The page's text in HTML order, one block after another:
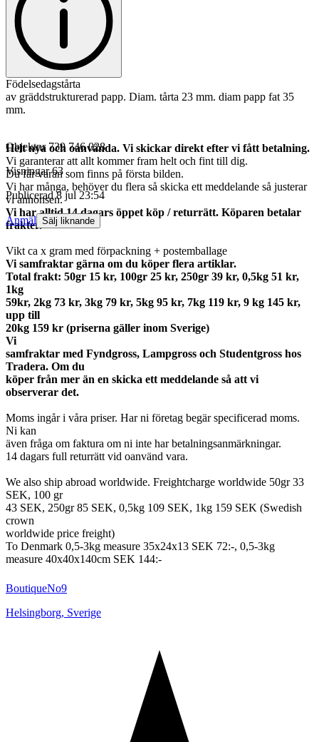
Födelsedagstårta
av gräddstrukturerad papp. Diam. tårta 23 mm. diam papp fat 35
mm.
Helt nya och oanvända. Vi skickar direkt efter vi fått betalning.
Vi garanterar att allt kommer fram helt och fint till dig.
Du får varan som finns på första bilden.
Vi har många, behöver du flera så skicka ett meddelande så justerar
vi annonsen.
Vi har alltid 14 dagars öppet köp / returrätt. Köparen betalar
frakter.
Vikt ca x gram med förpackning + postemballage
Vi samfraktar gärna om du köper flera artiklar.
Total frakt: 50gr 15 kr, 100gr 25 kr, 250gr 39 kr, 0,5kg 51 kr,
1kg
59kr, 2kg 73 kr, 3kg 79 kr, 5kg 95 kr, 7kg 119 kr, 9 kg 145 kr,
upp till
20kg 159 kr (priserna gäller inom Sverige)
Vi
samfraktar med Fyndgross, Lampgross och Studentgross hos
Tradera. Om du
köper från mer än en skicka ett meddelande så att vi
observerar det.
Moms ingår i våra priser. Har ni företag begär specificerad moms.
Ni kan
även fråga om faktura om ni inte har betalningsanmärkningar.
14 dagars full returrätt vid oanvänd vara.
We also ship abroad worldwide. Freightcharge worldwide 50gr 33
SEK, 100 gr
43 SEK, 250gr 85 SEK, 0,5kg 109 SEK, 1kg 159 SEK (Swedish
crown
worldwide price freight)
To Denmark 0,5-3kg measure 35x24x13 SEK 72:-, 0,5-3kg
measure 40x40x140cm SEK 144:-
Objektnr 739 746 028
Visningar 63
Publicerad 8 jul 23:54
Anmäl Sälj liknande
BoutiqueNo9
Helsingborg, Sverige